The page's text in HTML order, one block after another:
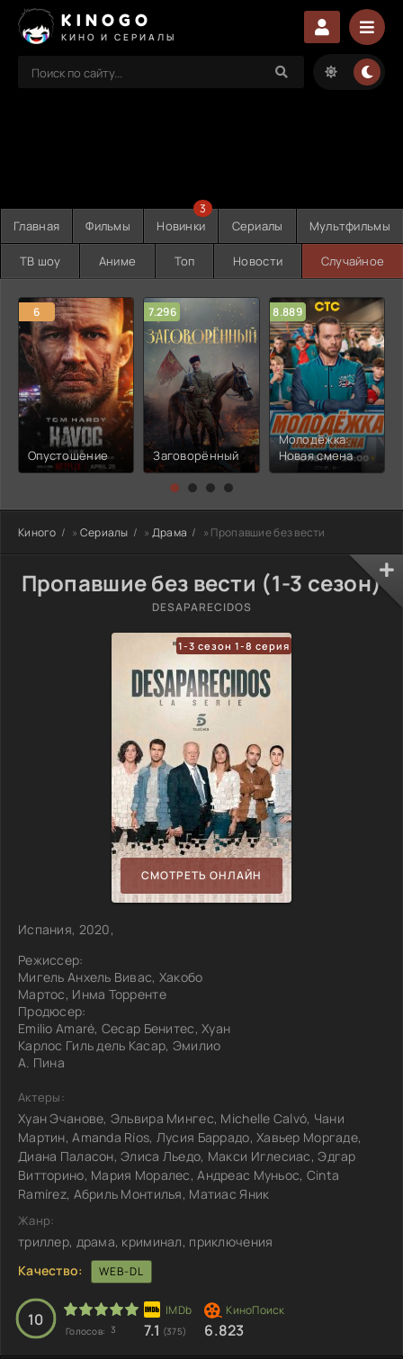
KINOGO
КИНО И СЕРИАЛЫ
Главная Фильмы Новинки
3
Сериалы Мультфильмы
ТВ шоу Аниме Топ Новости Случайное
6
Опустошение
7.296
Заговорённый
8.889
Молодёжка:
Новая смена
Киного » Сериалы » Драма » Пропавшие без вести
Пропавшие без вести (1-3 сезон)
DESAPARECIDOS
1-3 сезон 1-8 серия
СМОТРЕТЬ ОНЛАЙН
Испания, 2020,
Режиссер:
Мигель Анхель Вивас, Хакобо
Мартос, Инма Торренте
Продюсер:
Emilio Amaré, Сесар Бенитес, Хуан
Карлос Гиль дель Касар, Эмилио
А. Пина
Актеры:
Хуан Эчанове, Эльвира Мингес, Michelle Calvó, Чани
Мартин, Amanda Ríos, Лусия Баррадо, Хавьер Моргаде,
Диана Паласон, Элиса Льедо, Макси Иглесиас, Эдгар
Витторино, Мария Моралес, Андреас Муньос, Cinta
Ramírez, Абриль Монтилья, Матиас Яник
Жанр:
триллер, драма, криминал, приключения
Качество:
WEB-DL
10
Голосов: 3 7.1 (375) 6.823